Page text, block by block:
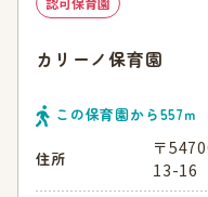
カリーノ保育園
この保育園から557ｍ
住所
〒
13-16